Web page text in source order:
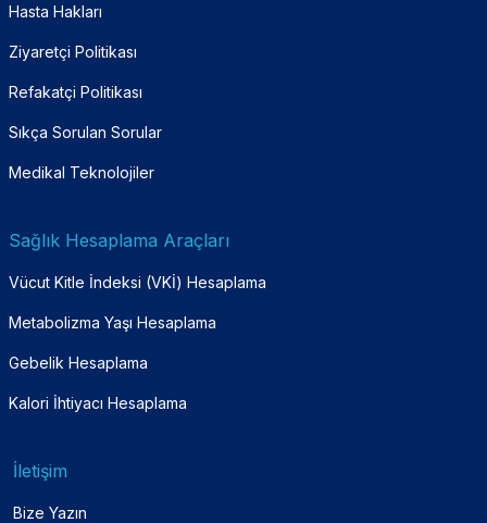
Hasta Hakları
Ziyaretçi Politikası
Refakatçi Politikası
Sıkça Sorulan Sorular
Medikal Teknolojiler
Sağlık Hesaplama Araçları
Vücut Kitle İndeksi (VKİ) Hesaplama
Metabolizma Yaşı Hesaplama
Gebelik Hesaplama
Kalori İhtiyacı Hesaplama
İletişim
Bize Yazın